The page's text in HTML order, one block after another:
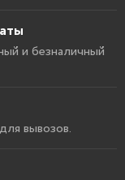
и безналичный
вывозов.